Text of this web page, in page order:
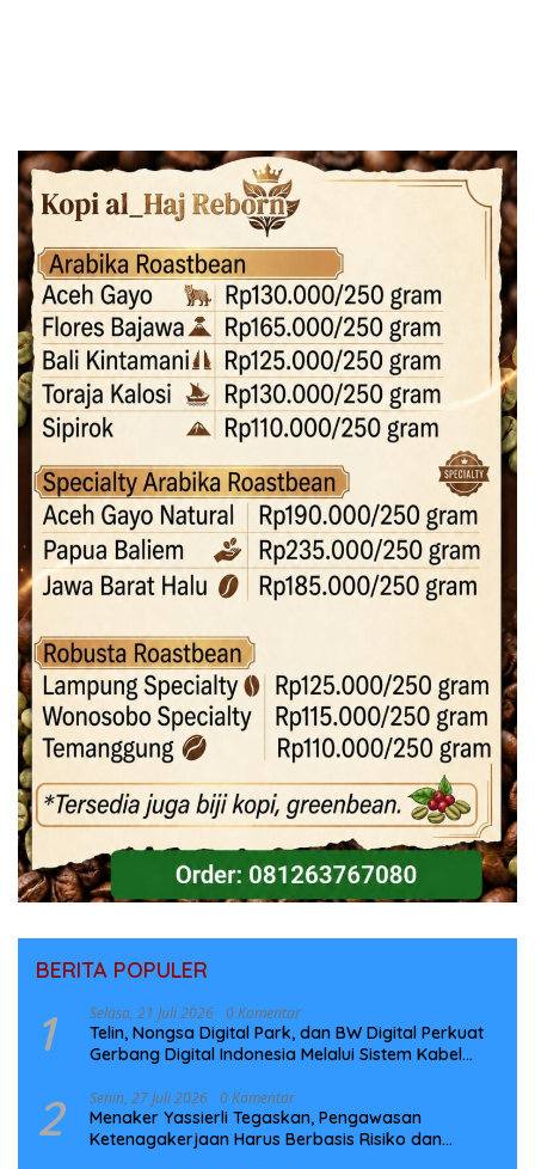
BERITA POPULER
1 Selasa, 21 Juli 2026 0 Komentar
Telin, Nongsa Digital Park, dan BW Digital Perkuat
Gerbang Digital Indonesia Melalui Sistem Kabel
2 Senin, 27 Juli 2026 0 Komentar
Menaker Yassierli Tegaskan, Pengawasan
Ketenagakerjaan Harus Berbasis Risiko dan